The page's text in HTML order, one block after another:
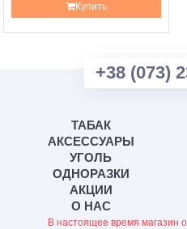
Купить
+38 (073)
ТАБАК
АКСЕССУАРЫ
УГОЛЬ
ОДНОРАЗКИ
АКЦИИ
О НАС
В настоящее время магазин